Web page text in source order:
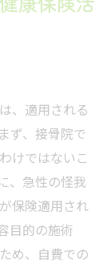
び方
を徹底解
ース
件
が保険適用
険
、適用される
ず、接骨院で
けではないこ
、急性の怪我
保険適用され
目的の施術
め、自費での